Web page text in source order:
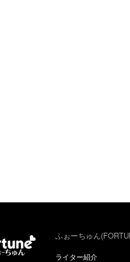
ふぉーちゅん
ライター紹介